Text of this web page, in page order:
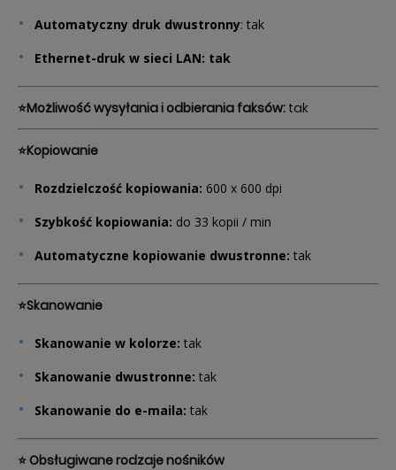
Automatyczny druk dwustronny: tak
Ethernet-druk w sieci LAN: tak
⭐Możliwość wysyłania i odbierania faksów: tak
⭐Kopiowanie
Rozdzielczość kopiowania: 600 x 600 dpi
Szybkość kopiowania: do 33 kopii / min
Automatyczne kopiowanie dwustronne: tak
⭐Skanowanie
Skanowanie w kolorze: tak
Skanowanie dwustronne: tak
Skanowanie do e-maila: tak
⭐ Obsługiwane rodzaje nośników